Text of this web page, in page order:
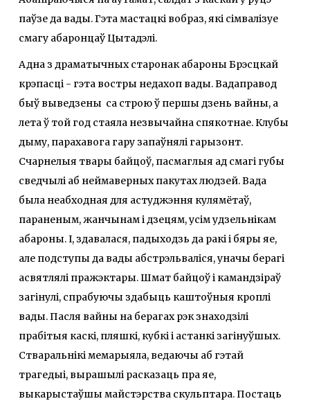
паўзе да вады. Гэта мастацкі вобраз, які сімвалізуе
смагу абаронцаў Цытадэлі.
Адна з драматычных старонак абароны Брэсцкай
крэпасці - гэта востры недахоп вады. Вадаправод
быў выведзены са строю ў першы дзень вайны, а
лета ў той год стаяла незвычайна спякотнае. Клубы
дыму, парахавога гару запаўнялі гарызонт.
Счарнелыя твары байцоў, пасмаглыя ад смагі губы
сведчылі аб неймаверных пакутах людзей. Вада
была неабходная для астуджэння кулямётаў,
параненым, жанчынам і дзецям, усім удзельнікам
абароны. І, здавалася, падыходзь да ракі і бяры яе,
але подступы да вады абстрэльваліся, уначы берагі
асвятлялі пражэктары. Шмат байцоў і камандзіраў
загінулі, спрабуючы здабыць каштоўныя кроплі
вады. Пасля вайны на берагах рэк знаходзілі
прабітыя каскі, пляшкі, кубкі і астанкі загінуўшых.
Стваральнікі мемарыяла, ведаючы аб гэтай
трагедыі, вырашылі расказаць пра яе,
выкарыстаўшы майстэрства скульптара. Постаць